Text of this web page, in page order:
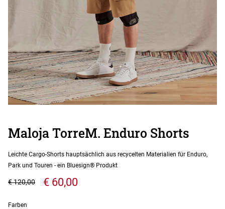
Maloja TorreM. Enduro Shorts
Leichte Cargo-Shorts hauptsächlich aus recycelten Materialien für Enduro,
Park und Touren - ein Bluesign® Produkt
€ 60,00
€ 120,00
Farben